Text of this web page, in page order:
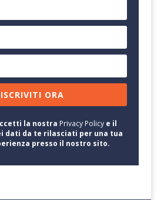
ISCRIVITI ORA
la nostra Privacy Policye il
dati da te rilasciati per una tua
presso il nostro sito.